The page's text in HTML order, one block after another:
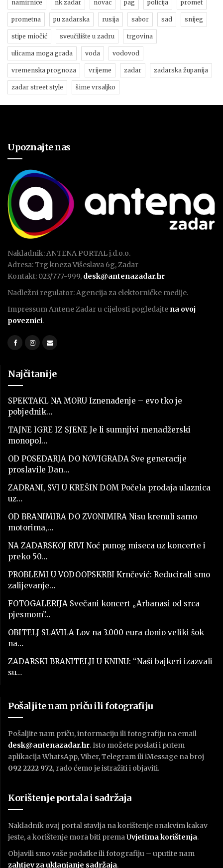
namirnice nk zadar novac pag policija promet
prometna pu zadarska rusija sabor sad snijeg
stipe miočić sveučilište u zadru trgovina
ulicama moga grada voda vodovod
vremenska prognoza vrijeme zadar zadarska županija
zadar street style šime vrsaljko
Upoznajte nas
Nakladnik: ANTENA PORTAL j.d.o.o.
Adresa: Trg kneza Višeslava 6g, Zadar
Kontakt: 023/777-999, desk@antenazadar.hr
Nadležni regulator: Agencija za elektorničke medije.
Impressum Antene Zadar u cijelosti pogledajte na ovoj
poveznici.
Najčitanije
SPEKTAKL NA MORU Iznenađenje – evo tko je
pobjednik…
TAJNE IGRE IZ SJENE Je li sumnjivi menadžerski
monopol…
OD POSEDARJA DO NOVIGRADA Sve generacije
proslavile Dan…
ZADRANI, SVI U KREŠIN DOM Počela prodaja ulaznica
uz…
OD BRANIMIRA DO ZVONIMIRA Nisu krenuli samo
motorima,…
NA ZADARSKOJ RIVI Noć punog miseca uz koncerte i
preko 50…
PROBLEMI U VODOOPSKRBI Krnčević: Reducirali smo
zalijevanje…
FOTOGALERIJA Svečani koncert „Arbanasi od srca
pjesmom”…
OBITELJ SLAVILA Lov na 3.000 eura donio veliki šok
na…
ZADARSKI BRANITELJI U KNINU: “Naši bajkeri izazvali
su…
Pošaljite nam priču ili fotografiju
Pošaljite nam priču, informaciju ili fotografiju na email
desk@antenazadar.hr. Isto možete poslati i putem
aplikacija WhatsApp, Viber, Telegram ili iMessage na broj
092 2222 972, rado ćemo je istražiti i objaviti.
Korištenje portala i sadržaja
Nakladnik ovaj portal stavlja na korištenje onakvim kakav
jeste, a korištenje mora biti premaUvjetima korištenja.
Objavili smo vaše podatke ili fotografiju – uputite nam
zahtjev za uklanjanje sadržaja.